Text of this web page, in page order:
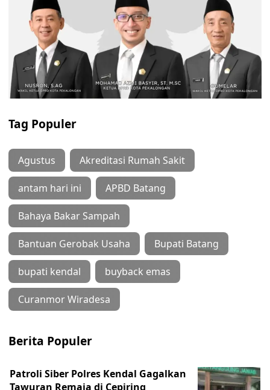
Tag Populer
Agustus Akreditasi Rumah Sakit
antam hari ini APBD Batang
Bahaya Bakar Sampah
Bantuan Gerobak Usaha Bupati Batang
bupati kendal buyback emas
Curanmor Wiradesa
Berita Populer
Patroli Siber Polres Kendal Gagalkan
Tawuran Remaja di Cepiring